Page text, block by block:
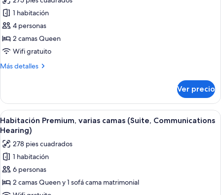
(Communications)
acceso
para
personas
discapacitadas
fotos
de
Habitación
estándar,
2
camas
con
acceso
para
personas
discapacitadas
(Communications)
1 habitación
4 personas
2 camas Queen
Wifi gratuito
Más detalles
Más
estándar,
camas
Queen
con
acceso
para
personas
discapacitadas
Ver precio
Abrir
todas
las
fotos
de
Habitación
Premium,
Edredón, caja de seguridad en la
8
Habitación Premium, varias camas (Suite, Communications
Hearing)
278 pies cuadrados
1 habitación
6 personas
2 camas Queen y 1 sofá cama matrimonial